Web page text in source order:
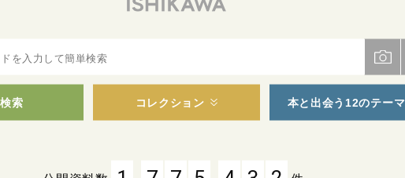
索 コレクション 本と出会う12のテーマ